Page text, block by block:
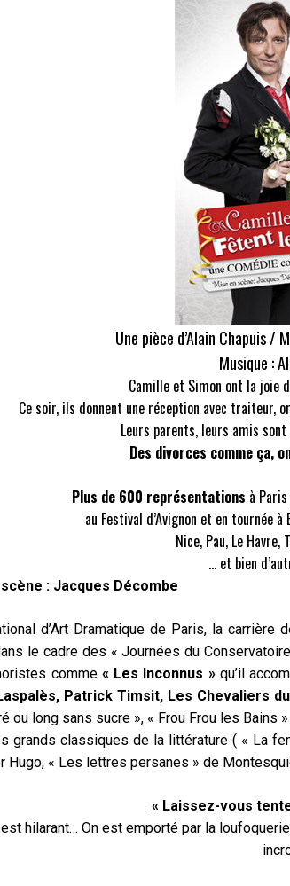
Une pièce d’Alain Chapuis /
Musique :
Camille et Simon ont la joie
Ce soir, ils donnent une réception avec
Leurs parents, leurs amis
Des divorces comme ça,
Plus de 600 représentations à
au Festival d’Avignon et en tournée
Nice, Pau, Le
… et bien
: Jacques Décombe
d’Art Dramatique de Paris, la
le cadre des « Journées du
comme « Les Inconnus »qu’il
Patrick Timsit, Les Chevaliers du
ou long sans sucre », « Frou Frou les Bains
grands classiques de la littérature ( « La
Hugo, « Les lettres persanes » de
« Laissez-vous
hilarant… On est emporté par la